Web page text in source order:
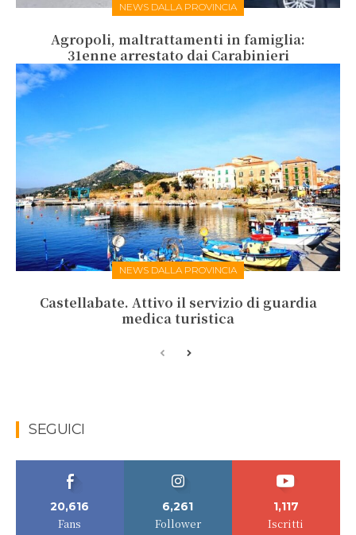
NEWS DALLA PROVINCIA
Agropoli, maltrattamenti in famiglia:
31enne arrestato dai Carabinieri
NEWS DALLA PROVINCIA
Castellabate. Attivo il servizio di guardia
medica turistica
SEGUICI
20,616
Fans
6,261
Follower
1,117
Iscritti